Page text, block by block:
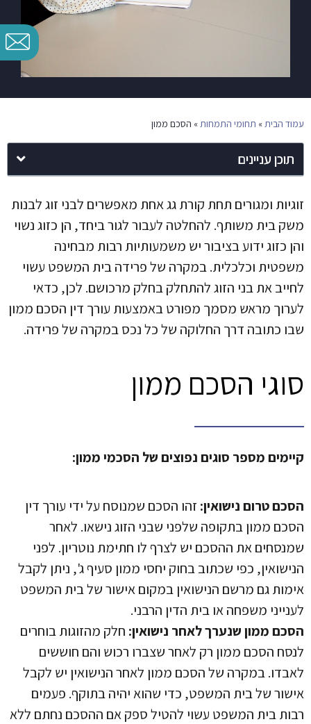
עמוד הבית» תחומי התמחות» הסכם ממון
תוכן עניינים
זוגיות ומגורים תחת קורת גג אחת מאפשרים לבני זוג לבנות
משק בית משותף. להחלטה לעבור לגור ביחד, הן כזוג נשוי
והן כזוג ידוע בציבור יש משמעותיות רבות מבחינה
משפטית וכלכלית. במקרה של פרידה בית המשפט עשוי
לחייב את בני הזוג להתחלק בחלק מרכושם. לכן, כדאי
לערוך מראש מסמך מפורט באמצעות עורך דין הסכם ממון
שבו כתובה דרך החלוקה של כל נכס במקרה של פרידה.
סוגי הסכם ממון
קיימים מספר סוגים נפוצים של הסכמי ממון:
הסכם טרום נישואין: זהו הסכם שמנוסח על ידי עורך דין
הסכם ממון בתקופה שלפני שבני הזוג נישאו. לאחר
שמנסחים את ההסכם יש לצרף לו חתימת נוטריון. לפני
הנישואין, כפי שכתוב בחוק יחסי ממון סעיף ג', ניתן לקבל
אימות גם מרשם הנישואין במקום אישור של בית המשפט
לענייני משפחה או בית הדין הרבני.
הסכם ממון שנערך לאחר נישואין: חלק מהזוגות בוחרים
לנסח הסכם ממון רק לאחר שצברו רכוש והם חוששים
לאבדו. במקרה של הסכם ממון לאחר הנישואין יש לקבל
אישור של בית המשפט, כדי שהוא יהיה בתוקף. פעמים
רבות בית המשפט עשוי להטיל ספק אם ההסכם נחתם ללא